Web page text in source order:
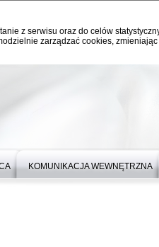
z serwisu oraz do celów
zarządzać cookies,
KOMUNIKACJA WEWNĘTRZNA